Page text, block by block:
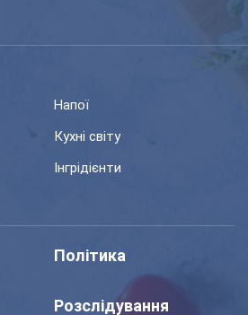
Напої
Кухні світу
Інгрідієнти
Політика
Розслідування